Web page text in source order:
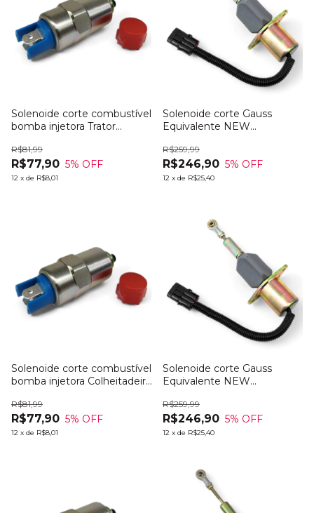
Solenoide corte combustível
bomba injetora Trator
R$77,90
R$81,99
5% OFF
12 x de R$8,01
Solenoide corte Gauss
Equivalente NEW
R$246,90
R$259,99
5% OFF
12 x de R$25,40
Solenoide corte combustível
bomba injetora Colheitadeira
R$77,90
R$81,99
5% OFF
12 x de R$8,01
Solenoide corte Gauss
Equivalente NEW
R$246,90
R$259,99
5% OFF
12 x de R$25,40